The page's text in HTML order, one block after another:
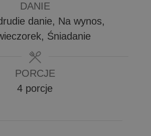
DANIE
danie, Na wynos,
Śniadanie
PORCJE
4 porcje